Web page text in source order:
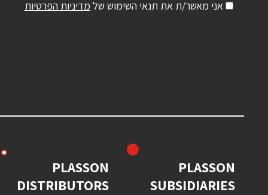
אני מאשר/ת את תנאי השימוש של מדיניות הפרטיות
PLASSON
SUBSIDIARIES
PLASSON
DISTRIBUTORS